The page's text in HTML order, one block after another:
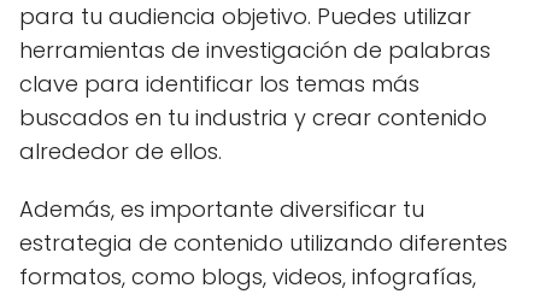
para tu audiencia objetivo. Puedes utilizar
herramientas de investigación de palabras
clave para identificar los temas más
buscados en tu industria y crear contenido
alrededor de ellos.
Además, es importante diversificar tu
estrategia de contenido utilizando diferentes
formatos, como blogs, videos, infografías,